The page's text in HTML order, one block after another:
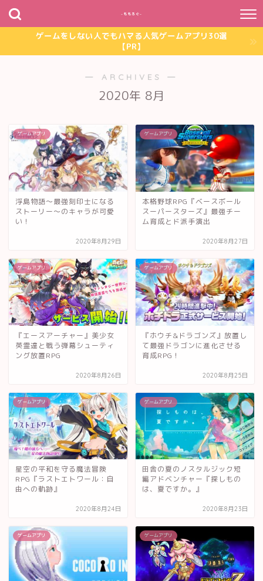
~ももろぐ~
ゲームをしない人でもハマる人気ゲームアプリ30選
【PR】
― ARCHIVES ―
2020年 8月
ゲームアプリ
浮島物語～最強刻印士になる
ストーリー～のキャラが可愛
い！
2020年8月29日
ゲームアプリ
本格野球RPG『ベースボール
スーパースターズ』最強チー
ム育成とド派手演出
2020年8月27日
ゲームアプリ
『エースアーチャー』美少女
英霊達と戦う弾幕シューティ
ング放置RPG
2020年8月26日
ゲームアプリ
『ホウチ&ドラゴンズ』放置し
て最強ドラゴンに進化させる
育成RPG！
2020年8月25日
ゲームアプリ
星空の平和を守る魔法冒険
RPG『ラストエトワール：自
由への軌跡』
2020年8月24日
ゲームアプリ
田舎の夏のノスタルジック短
編アドベンチャー『探しもの
は、夏ですか。』
2020年8月23日
ゲームアプリ ゲームアプリ